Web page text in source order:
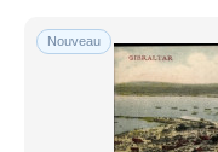
Nouveau